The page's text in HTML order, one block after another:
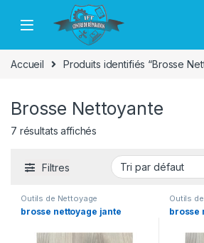
Passer à la navigation
Aller au contenu
Accueil Produits identifiés “Brosse
Brosse Nettoyante
7 résultats affichés
Filtres
Outils de Nettoyage
brosse nettoyage jante
Outils
brosse